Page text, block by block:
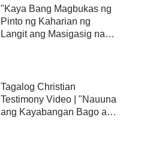
"Kaya Bang Magbukas ng
Pinto ng Kaharian ng
Langit ang Masigasig na
Tagalog Christian
Testimony Video | "Nauuna
ang Kayabangan Bago ang